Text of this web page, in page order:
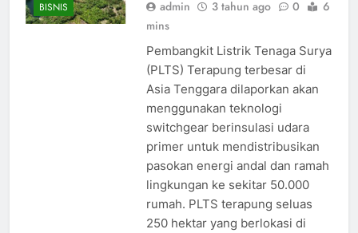
BISNIS admin 3 tahun ago 0
6
mins
Pembangkit Listrik Tenaga Surya
(PLTS) Terapung terbesar di
Asia Tenggara dilaporkan akan
menggunakan teknologi
switchgear berinsulasi udara
primer untuk mendistribusikan
pasokan energi andal dan ramah
lingkungan ke sekitar 50.000
rumah. PLTS terapung seluas
250 hektar yang berlokasi di